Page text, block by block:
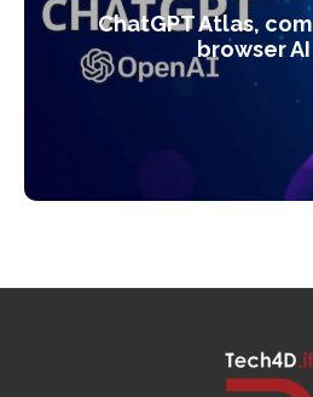
ChatGPT Atlas,
browser AI